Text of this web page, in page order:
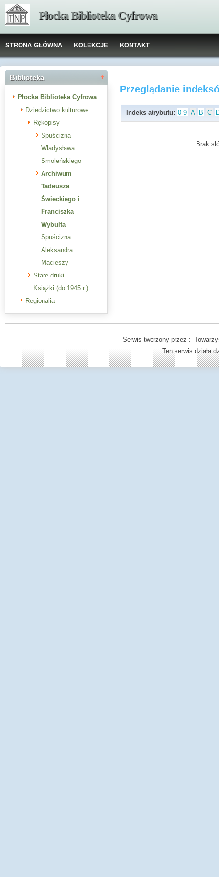
Płocka Biblioteka Cyfrowa
STRONA GŁÓWNA KOLEKCJE KONTAKT
Biblioteka
Płocka Biblioteka Cyfrowa
Dziedzictwo kulturowe
Rękopisy
Spuścizna
Władysława
Smoleńskiego
Archiwum
Tadeusza
Świeckiego i
Franciszka
Wybulta
Spuścizna
Aleksandra
Macieszy
Stare druki
Książki (do 1945 r.)
Regionalia
Przeglądanie
Indeks atrybutu: 0-9 A B C
Brak
Serwis tworzony przez :
Ten serwis działa